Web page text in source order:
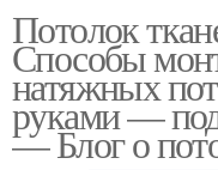
Потолок
Способы
натяжных
руками —
— Блог о